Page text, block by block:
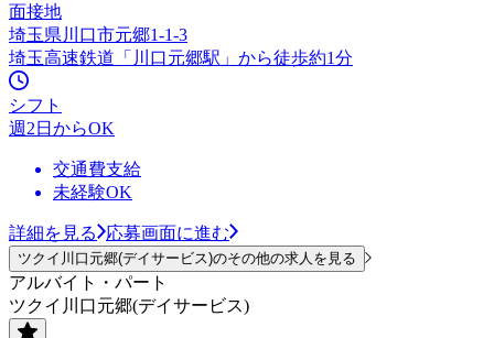
面接地
埼玉県川口市元郷1-1-3
埼玉高速鉄道「川口元郷駅」から徒歩約1分
シフト
週2日からOK
交通費支給
未経験OK
詳細を見る 応募画面に進む
ツクイ川口元郷(デイサービス)のその他の求人を見る
アルバイト・パート
ツクイ川口元郷(デイサービス)